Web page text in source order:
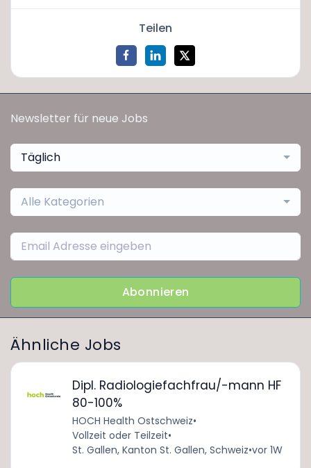
Teilen
Newsletter für neue Jobs
Täglich
Alle Kategorien
Abonnieren
Ähnliche Jobs
Dipl. Radiologiefachfrau/-mann HF
80-100%
HOCH Health Ostschweiz•
Vollzeit oder Teilzeit•
St. Gallen, Kanton St. Gallen, Schweiz•vor 1W